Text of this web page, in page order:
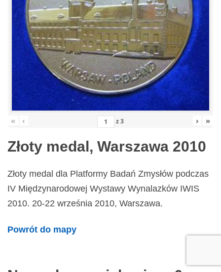
« ‹ z3 › »
Złoty medal, Warszawa 2010
Złoty medal dla Platformy Badań Zmysłów podczas
IV Międzynarodowej Wystawy Wynalazków IWIS
2010. 20-22 września 2010, Warszawa.
Powrót do mapy